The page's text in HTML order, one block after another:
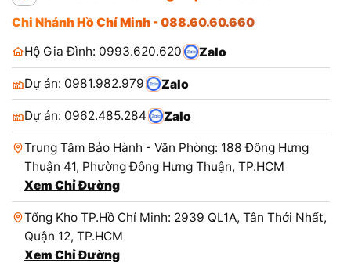
Chi Nhánh Hồ Chí Minh - 088.60.60.660
Hộ Gia Đình: 0993.620.620
Zalo
Dự án: 0981.982.979 Zalo
Dự án: 0962.485.284 Zalo
Trung Tâm Bảo Hành - Văn Phòng: 188 Đông Hưng
Thuận 41, Phường Đông Hưng Thuận, TP.HCM
Xem Chỉ Đường
Tổng Kho TP.Hồ Chí Minh: 2939 QL1A, Tân Thới Nhất,
Quận 12, TP.HCM
Xem Chỉ Đường